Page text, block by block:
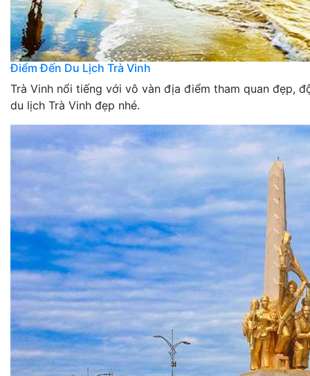
Điểm Đến Du Lịch Trà Vinh
Trà Vinh nổi tiếng với vô vàn địa điểm tham quan đẹp,
du lịch Trà Vinh đẹp nhé.